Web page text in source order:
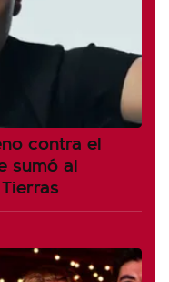
contra el
sumó al